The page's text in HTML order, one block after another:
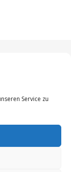
Service zu